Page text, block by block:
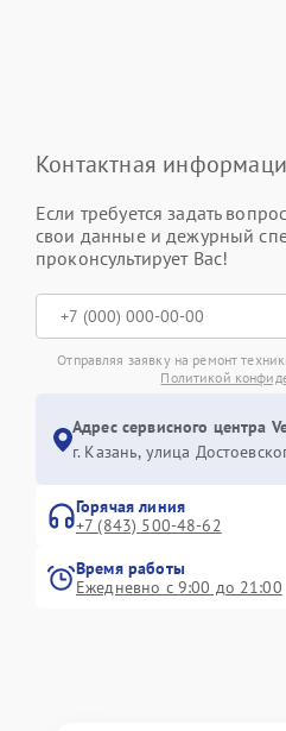
Контактная
Если требуется задать
свои данные и дежурный
проконсультирует Вас!
Отправляя заявку на ремонт
Политикой
Адрес сервисного центра
г. Казань, улица
Горячая линия
+7 (843) 500-48-62
Время работы
Ежедневно с 9:00 до 21:00